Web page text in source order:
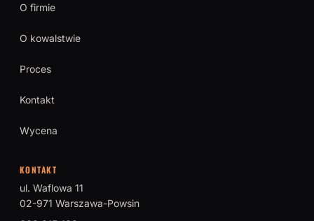
O firmie
O kowalstwie
Proces
Kontakt
Wycena
KONTAKT
ul. Waflowa 11
02-971 Warszawa-Powsin